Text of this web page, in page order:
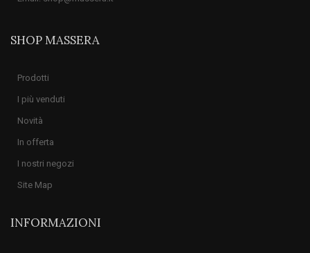
SHOP MASSERA
Prodotti
I più venduti
Novità
In offerta
I nostri negozi
Site Map
INFORMAZIONI